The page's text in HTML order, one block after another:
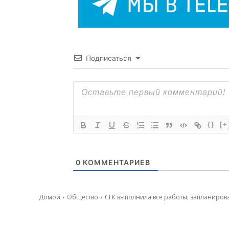
Подписаться
{}
0 КОММЕНТАРИЕВ